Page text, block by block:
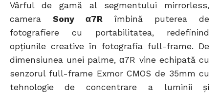
Vârful de gamă al segmentului mirrorless,
camera Sony α7Rîmbină puterea de
fotografiere cu portabilitatea, redefinind
opțiunile creative în fotografia full-frame. De
dimensiunea unei palme, α7R vine echipată cu
senzorul full-frame Exmor CMOS de 35mm cu
tehnologie de concentrare a luminii și